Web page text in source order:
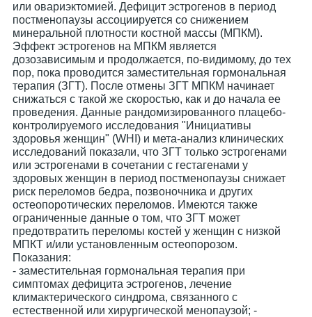
или овариэктомией. Дефицит эстрогенов в период
постменопаузы ассоциируется со снижением
минеральной плотности костной массы (МПКМ).
Эффект эстрогенов на МПКМ является
дозозависимым и продолжается, по-видимому, до тех
пор, пока проводится заместительная гормональная
терапия (ЗГТ). После отмены ЗГТ МПКМ начинает
снижаться с такой же скоростью, как и до начала ее
проведения. Данные рандомизированного плацебо-
контролируемого исследования "Инициативы
здоровья женщин" (WHI) и мета-анализ клинических
исследований показали, что ЗГТ только эстрогенами
или эстрогенами в сочетании с гестагенами у
здоровых женщин в период постменопаузы снижает
риск переломов бедра, позвоночника и других
остеопоротических переломов. Имеются также
ограниченные данные о том, что ЗГТ может
предотвратить переломы костей у женщин с низкой
МПКТ и/или установленным остеопорозом.
Показания:
- заместительная гормональная терапия при
симптомах дефицита эстрогенов, лечение
климактерического синдрома, связанного с
естественной или хирургической менопаузой; -